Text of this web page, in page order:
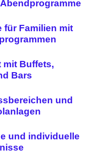
für Familien mit
mit Buffets,
Bars
und
und individuelle